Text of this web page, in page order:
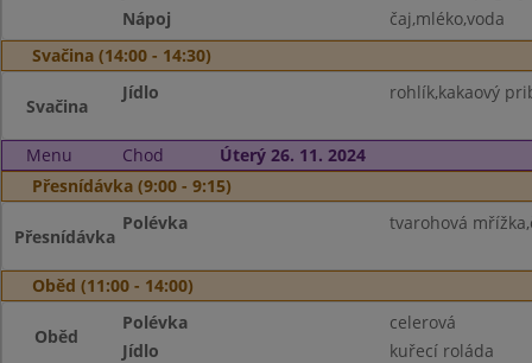
Nápoj
čaj,mléko,voda
Svačina (14:00 - 14:30)
Svačina
Jídlo rohlík,kakaový
Menu Chod
Úterý 26. 11. 2024
Přesnídávka (9:00 - 9:15)
Přesnídávka
Polévka tvarohová
Oběd (11:00 - 14:00)
Oběd
Polévka
celerová
Jídlo
kuřecí roláda